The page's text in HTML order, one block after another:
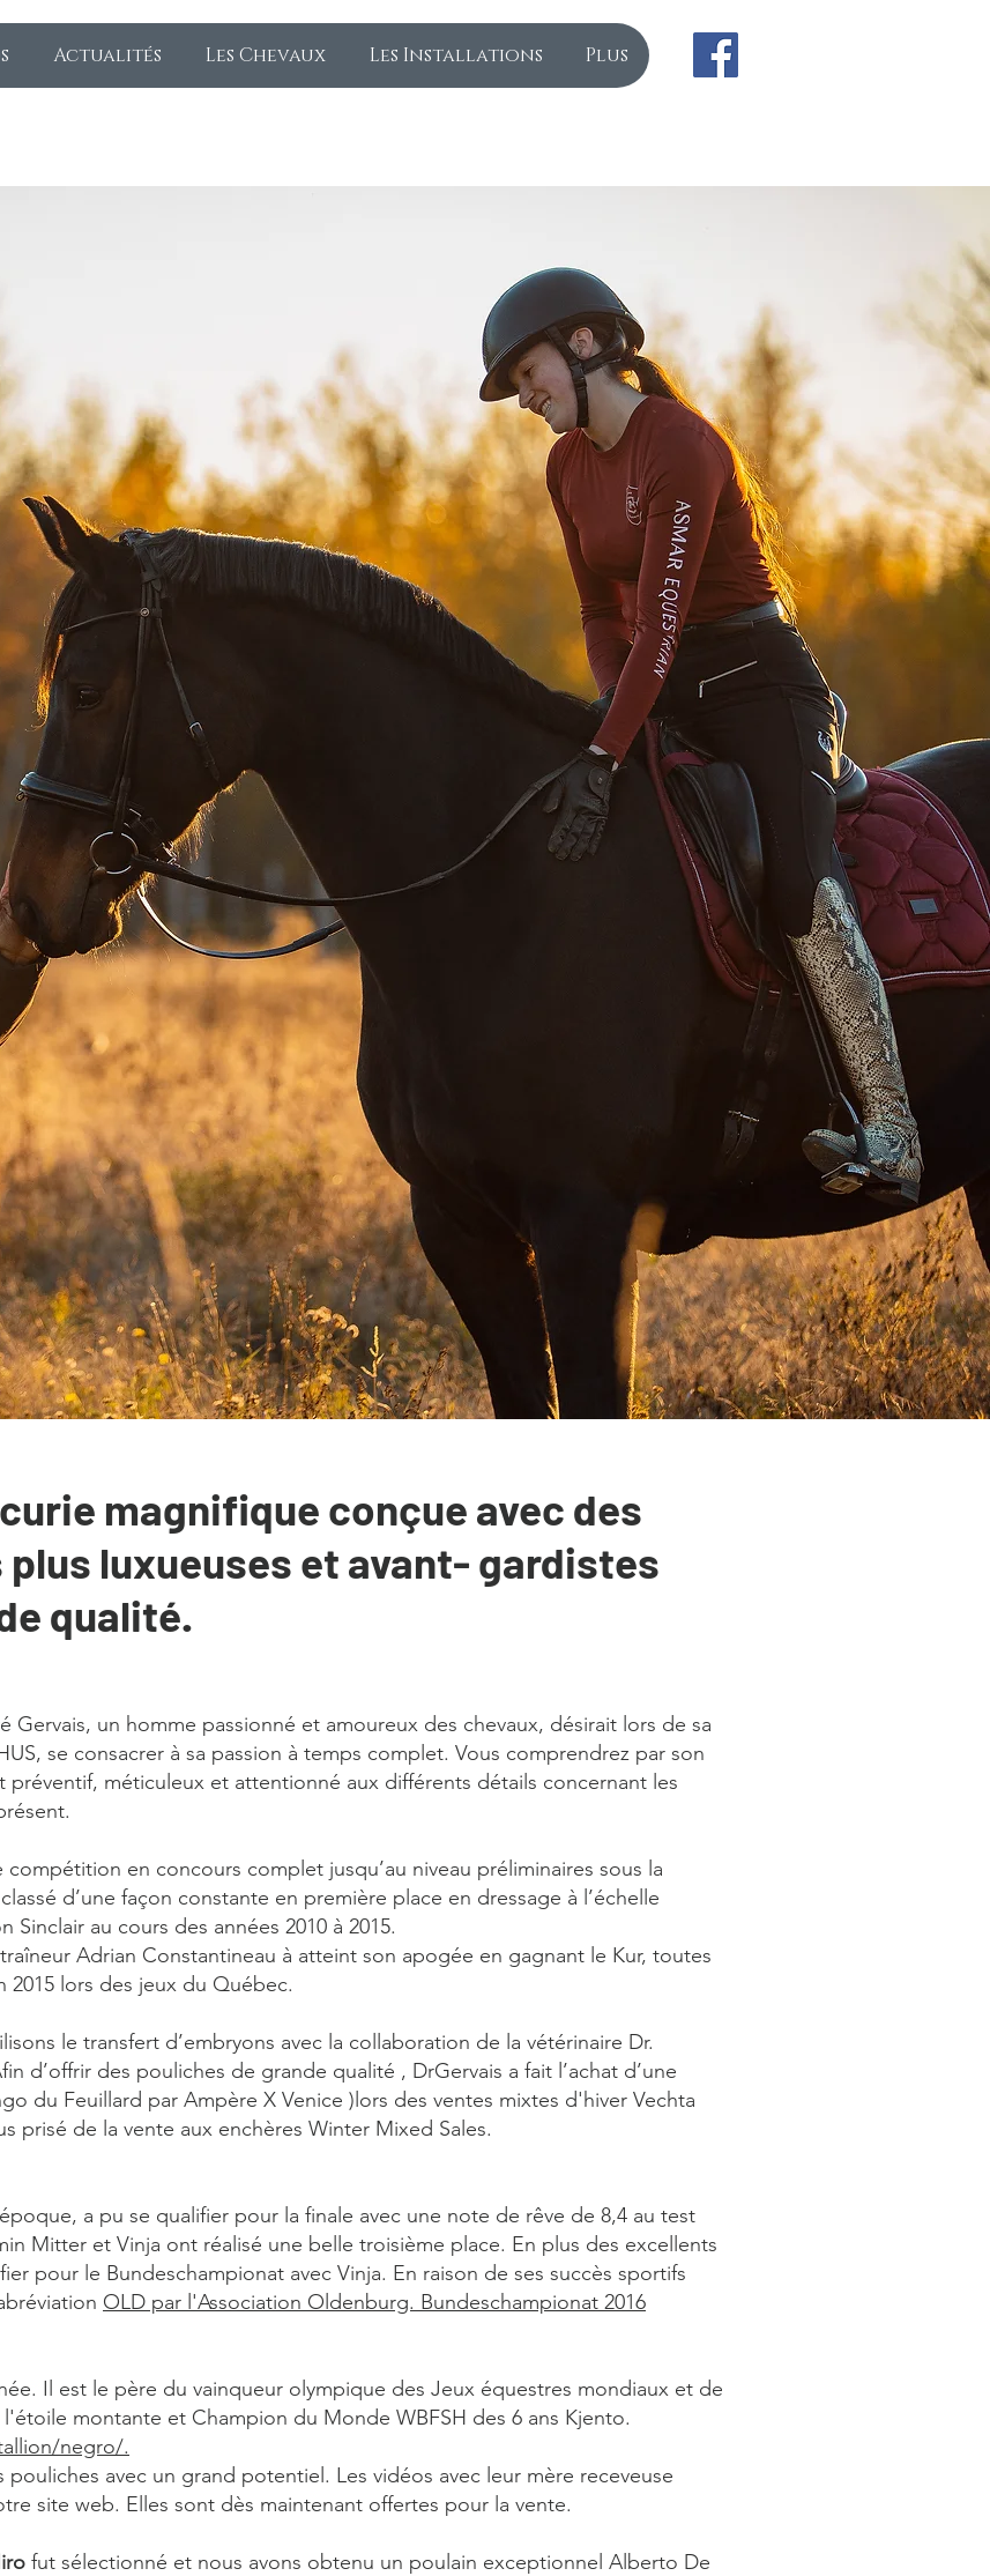
Actualités Les Chevaux Les Installations Plus
magnifique conçue avec des
luxueuses et avant- gardistes
qualité.
Gervais, un homme passionné et amoureux des chevaux, désirait lors de sa
se consacrer à sa passion à temps complet. Vous comprendrez par son
méticuleux et attentionné aux différents détails concernant les
compétition en concours complet jusqu’au niveau préliminaires sous la
d’une façon constante en première place en dressage à l’échelle
Sinclair au cours des années 2010 à 2015.
Adrian Constantineau à atteint son apogée en gagnant le Kur, toutes
2015 lors des jeux du Québec.
le transfert d’embryons avec la collaboration de la vétérinaire Dr.
d’offrir des pouliches de grande qualité , DrGervais a fait l’achat d’une
du Feuillard par Ampère X Venice )lors des ventes mixtes d'hiver Vechta
prisé de la vente aux enchères Winter Mixed Sales.
a pu se qualifier pour la finale avec une note de rêve de 8,4 au test
Mitter et Vinja ont réalisé une belle troisième place. En plus des excellents
pour le Bundeschampionat avec Vinja. En raison de ses succès sportifs
OLD par l'Association Oldenburg. Bundeschampionat 2016
Il est le père du vainqueur olympique des Jeux équestres mondiaux et de
montante et Champion du Monde WBFSH des 6 ans Kjento.
negro/.
avec un grand potentiel. Les vidéos avec leur mère receveuse
site web. Elles sont dès maintenant offertes pour la vente.
fut sélectionné et nous avons obtenu un poulain exceptionnel Alberto De